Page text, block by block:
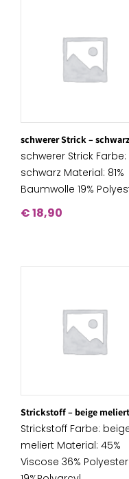
schwerer Strick – schwarz
schwerer Strick Farbe:
schwarz Material: 81%
Baumwolle 19%
€18,90
Strickstoff – beige meliert
Strickstoff Farbe:
meliert Material: 45%
Viscose 36% Polyester